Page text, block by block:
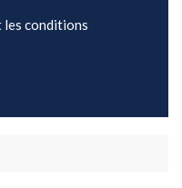
les conditions